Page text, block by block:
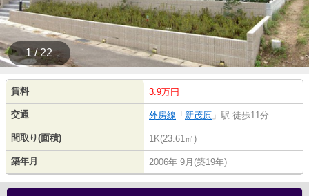
1 / 22
賃料 3.9万円
交通 外房線 「 新茂原 」駅 徒歩11分
間取り(面積) 1K(23.61㎡)
築年月 2006年 9月(築19年)